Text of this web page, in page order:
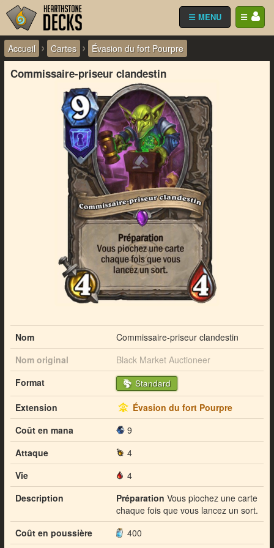
☰
☰ MENU
Accueil › Cartes › Évasion du fort Pourpre
Commissaire-priseur clandestin
Nom
Commissaire-priseur clandestin
Nom original
Black Market Auctioneer
Format
Standard
Extension
Évasion du fort Pourpre
Coût en mana
9
Attaque
4
Vie
4
Description
Préparation Vous piochez une carte
chaque fois que vous lancez un sort.
Coût en poussière
400